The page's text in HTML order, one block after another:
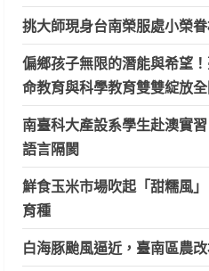
挑大師現身台南榮服處小榮
偏鄉孩子無限的潛能與希望
命教育與科學教育雙雙綻放
南臺科大產設系學生赴澳實
語言隔閡
鮮食玉米市場吹起「甜糯風
育種
白海豚颱風逼近，臺南區農